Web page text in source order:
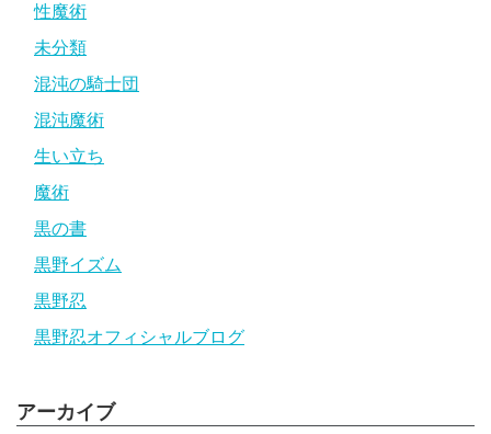
性魔術
未分類
混沌の騎士団
混沌魔術
生い立ち
魔術
黒の書
黒野イズム
黒野忍
黒野忍オフィシャルブログ
アーカイブ